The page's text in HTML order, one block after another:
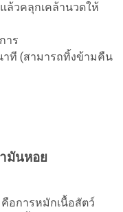
ล้วคลุกเคล้านวดให้
าร
าที (สามารถทิ้งข้ามคืน
มันหอย
การหมักเนื้อสัตว์